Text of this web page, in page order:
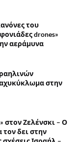
του
drones»
αεράμυνα
στην
στον Ζελένσκι – Ο
δει στην